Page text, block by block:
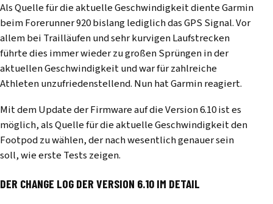
Als Quelle für die aktuelle Geschwindigkeit diente Garmin
beim Forerunner 920 bislang lediglich das GPS Signal. Vor
allem bei Trailläufen und sehr kurvigen Laufstrecken
führte dies immer wieder zu großen Sprüngen in der
aktuellen Geschwindigkeit und war für zahlreiche
Athleten unzufriedenstellend. Nun hat Garmin reagiert.
Mit dem Update der Firmware auf die Version 6.10 ist es
möglich, als Quelle für die aktuelle Geschwindigkeit den
Footpod zu wählen, der nach wesentlich genauer sein
soll, wie erste Tests zeigen.
DER CHANGE LOG DER VERSION 6.10 IM DETAIL